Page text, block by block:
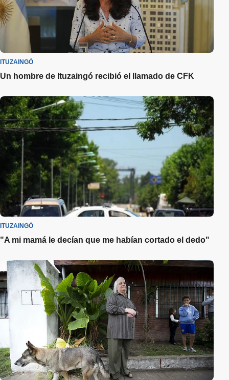
ITUZAINGÓ
Un hombre de Ituzaingó recibió el llamado de CFK
ITUZAINGÓ
"A mi mamá le decían que me habían cortado el dedo"